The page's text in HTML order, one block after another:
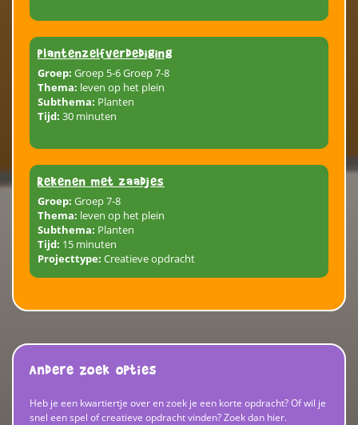
plantenzelfverdediging
Groep: Groep 5-6 Groep 7-8
Thema: leven op het plein
Subthema: Planten
Tijd: 30 minuten
Rekenen met zaadjes
Groep: Groep 7-8
Thema: leven op het plein
Subthema: Planten
Tijd: 15 minuten
Projecttype: Creatieve opdracht
Andere zoek opties
Heb je een kwartiertje over en zoek je een korte opdracht? Of wil je
snel een spel of creatieve opdracht vinden? Zoek dan hier.